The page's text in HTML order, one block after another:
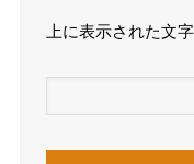
上に表示された文